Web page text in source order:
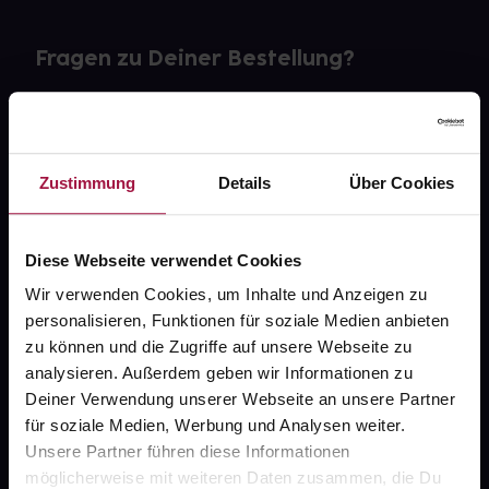
Zustimmung Details Über Cookies
Diese Webseite verwendet Cookies
Wir verwenden Cookies, um Inhalte und Anzeigen zu
personalisieren, Funktionen für soziale Medien anbieten
zu können und die Zugriffe auf unsere Webseite zu
analysieren. Außerdem geben wir Informationen zu
Deiner Verwendung unserer Webseite an unsere Partner
für soziale Medien, Werbung und Analysen weiter.
Unsere Partner führen diese Informationen
möglicherweise mit weiteren Daten zusammen, die Du
Fragen zu Deiner Bestellung?
gesund.de
Über uns
Karriere
Newsletter